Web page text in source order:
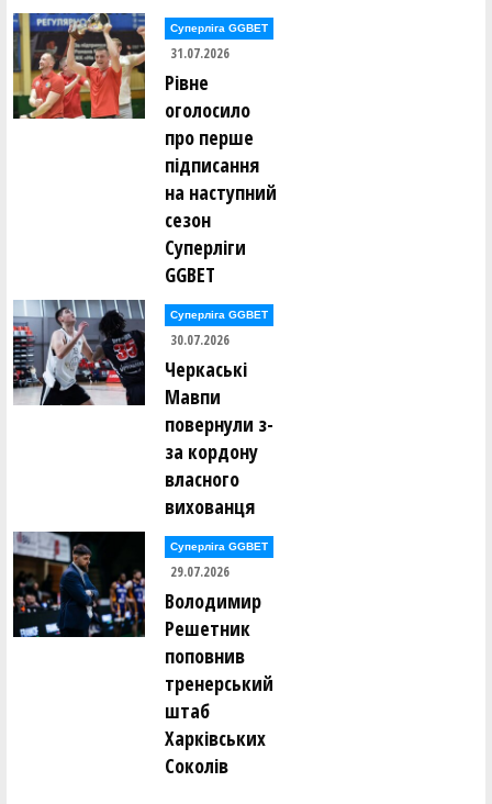
Олександр Раєвський ()
Володимир Расків ()
Віталій Редюк ()
Катерина Редюк ()
Борис Рижик ()
Данило Рикунов ()
Владислав Рогозін ()
Віталій Ручкін ()
Альбіна Сазонова ()
Олексій Сало ()
Сергій Сальніков ()
Роман Свиницький ()
Вясчеслав Севаст'янов ()
Євген Селіванов ()
Світлана Середня ()
Олег Сивулицький ()
Валентин Сліпуха ()
Сергій Слободянюк ()
В'ячеслав Слюсар ()
Станіслав Смірнов ()
Віктор Соболевський ()
Антон Соловйов ()
Анна Сорокіна (Литвин) ()
Євгенія Спітковська ()
Богдан Стеценко ()
Ярослав Стецюк ()
Суперліга GGBET
31.07.2026
Рівне
оголосило
про перше
підписання
на наступний
сезон
Суперліги
GGBET
Суперліга GGBET
30.07.2026
Черкаські
Мавпи
повернули з-
за кордону
власного
вихованця
Суперліга GGBET
29.07.2026
Володимир
Решетник
поповнив
тренерський
штаб
Харківських
Соколів